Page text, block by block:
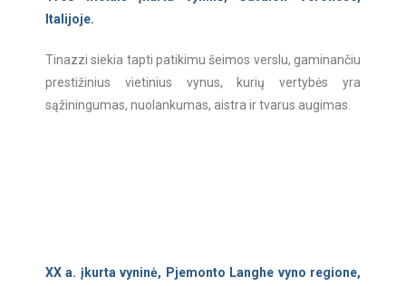
Italijoje.
Tinazzi siekia tapti patikimu šeimos verslu, gaminančiu
prestižinius vietinius vynus, kurių vertybės yra
sąžiningumas, nuolankumas, aistra ir tvarus augimas.
XX a. įkurta vyninė, Pjemonto Langhe vyno regione,